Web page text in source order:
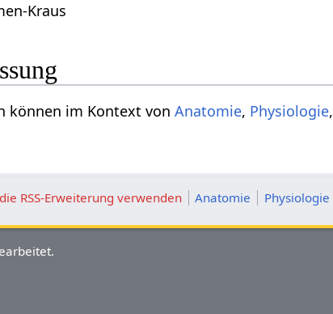
Kraus
können im Kontext vonAnatomie, Physiologie,
RSS-Erweiterung verwenden Anatomie Physiologie